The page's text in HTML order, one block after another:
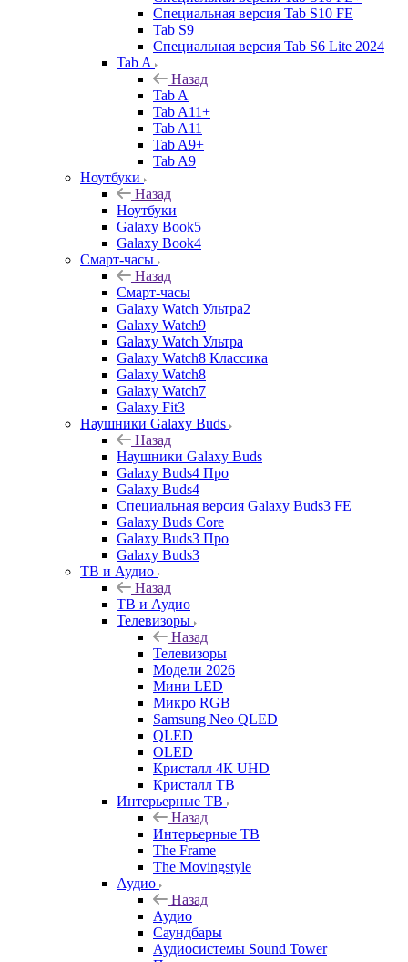
Специальная версия Tab S10 FE
Tab S9
Специальная версия Tab S6 Lite 2024
Tab A
Назад
Tab A
Tab A11+
Tab A11
Tab A9+
Tab A9
Ноутбуки
Назад
Ноутбуки
Galaxy Book5
Galaxy Book4
Смарт-часы
Назад
Смарт-часы
Galaxy Watch Ультра2
Galaxy Watch9
Galaxy Watch Ультра
Galaxy Watch8 Классика
Galaxy Watch8
Galaxy Watch7
Galaxy Fit3
Наушники Galaxy Buds
Назад
Наушники Galaxy Buds
Galaxy Buds4 Про
Galaxy Buds4
Специальная версия Galaxy Buds3 FE
Galaxy Buds Core
Galaxy Buds3 Про
Galaxy Buds3
ТВ и Аудио
Назад
ТВ и Аудио
Телевизоры
Назад
Телевизоры
Модели 2026
Мини LED
Микро RGB
Samsung Neo QLED
QLED
OLED
Кристалл 4К UHD
Кристалл ТВ
Интерьерные ТВ
Назад
Интерьерные ТВ
The Frame
The Movingstyle
Аудио
Назад
Аудио
Саундбары
Аудиосистемы Sound Tower